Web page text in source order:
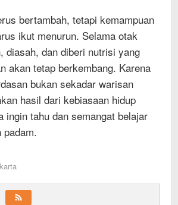
bertambah, tetapi kemampuan
ikut menurun. Selama otak
diasah, dan diberi nutrisi yang
akan tetap berkembang. Karena
bukan sekadar warisan
hasil dari kebiasaan hidup
ingin tahu dan semangat belajar
padam.